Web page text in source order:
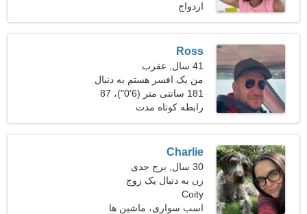
کیلوگرم (121 پوند)
ازدواج
Ross
41 سال, عقرب
من یک افسر هستم به دنبال
یک زن مهربان
181 سانتی متر (6'0")، 87
کیلوگرم (191 پوند)
رابطه کوتاه مدت
Charlie
30 سال, برج جدی
زن به دنبال یک زوج
Coity
اسب سواری، ماشین ها